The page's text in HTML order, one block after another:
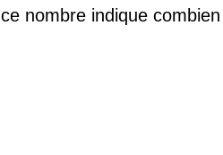
ce nombre indique